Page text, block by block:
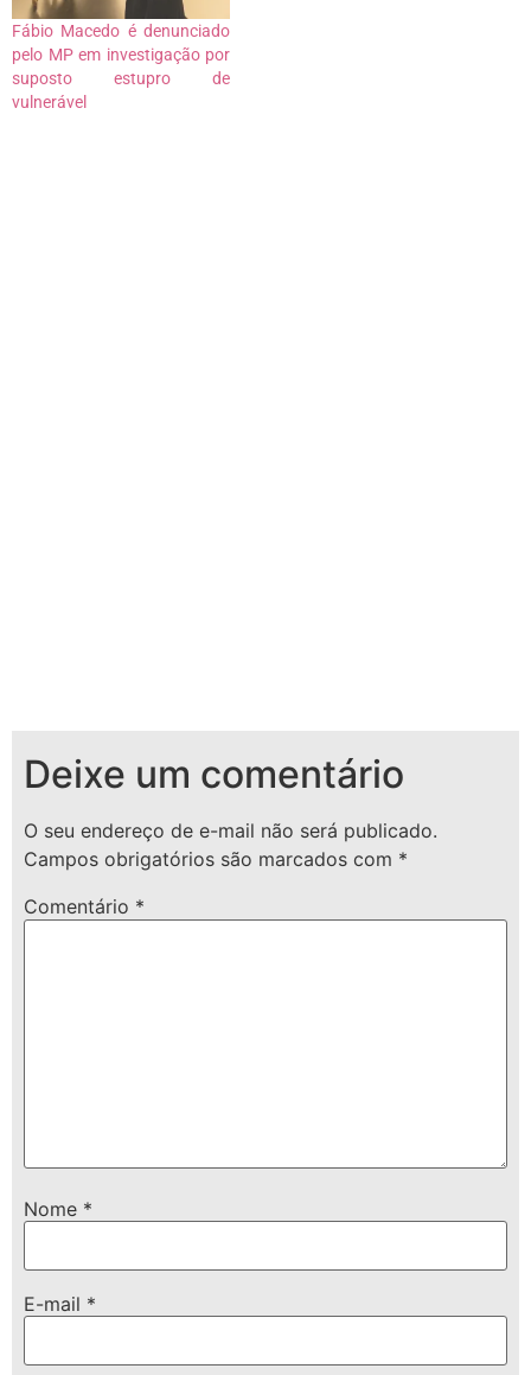
Fábio Macedo é denunciado
pelo MP em investigação por
suposto estupro de
vulnerável
Deixe um comentário
O seu endereço de e-mail não será publicado.
Campos obrigatórios são marcados com *
Comentário *
Nome *
E-mail *